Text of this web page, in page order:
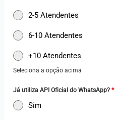
2-5 Atendentes
6-10 Atendentes
+10 Atendentes
Seleciona a opção acima
Já utiliza API Oficial do WhatsApp?*
Sim